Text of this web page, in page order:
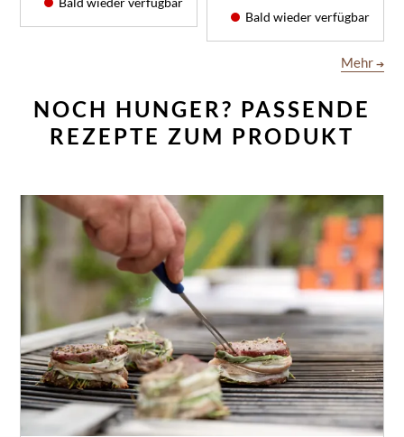
Bald wieder verfügbar
Mehr ➔
NOCH HUNGER? PASSENDE
REZEPTE ZUM PRODUKT